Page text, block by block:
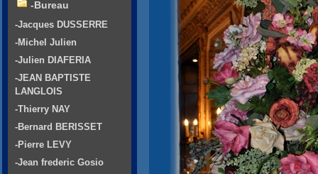
-Bureau
-Jacques DUSSERRE
-Michel Julien
-Julien DIAFERIA
-JEAN BAPTISTE
LANGLOIS
-Thierry NAY
-Bernard BERISSET
-Pierre LEVY
-Jean frederic Gosio